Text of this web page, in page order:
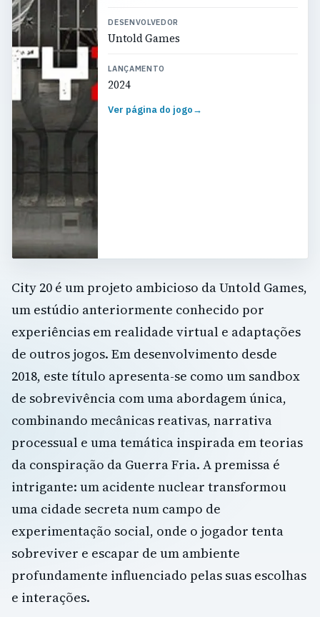
DESENVOLVEDOR
Untold Games
LANÇAMENTO
2024
Ver página do jogo→
City 20 é um projeto ambicioso da Untold Games,
um estúdio anteriormente conhecido por
experiências em realidade virtual e adaptações
de outros jogos. Em desenvolvimento desde
2018, este título apresenta-se como um sandbox
de sobrevivência com uma abordagem única,
combinando mecânicas reativas, narrativa
processual e uma temática inspirada em teorias
da conspiração da Guerra Fria. A premissa é
intrigante: um acidente nuclear transformou
uma cidade secreta num campo de
experimentação social, onde o jogador tenta
sobreviver e escapar de um ambiente
profundamente influenciado pelas suas escolhas
e interações.